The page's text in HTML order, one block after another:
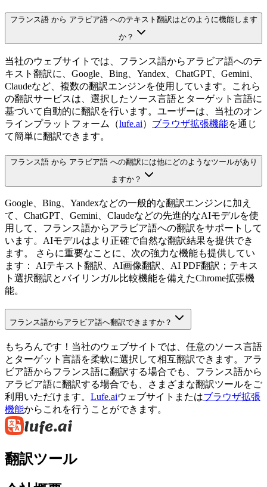
フランス語 から アラビア語 へのテキスト翻訳はどのように機能します
か？
当社のウェブサイトでは、フランス語からアラビア語へのテ
キスト翻訳に、Google、Bing、Yandex、ChatGPT、Gemini、
Claudeなど、複数の翻訳エンジンを使用しています。これら
の翻訳サービスは、選択したソース言語とターゲット言語に
基づいて自動的に翻訳を行います。ユーザーは、当社のオン
ラインプラットフォーム（lufe.ai） ブラウザ拡張機能を通じ
て簡単に翻訳できます。
フランス語 から アラビア語 への翻訳には他にどのようなツールがあり
ますか？
Google、Bing、Yandexなどの一般的な翻訳エンジンに加え
て、ChatGPT、Gemini、Claudeなどの先進的なAIモデルを使
用して、フランス語からアラビア語への翻訳をサポートして
います。AIモデルはより正確で自然な翻訳結果を提供でき
ます。 さらに重要なことに、次の強力な機能も提供してい
ます： AIテキスト翻訳、AI画像翻訳、AI PDF翻訳；テキス
ト選択翻訳とバイリンガル比較機能を備えたChrome拡張機
能。
フランス語からアラビア語へ翻訳できますか？
もちろんです！当社のウェブサイトでは、任意のソース言語
とターゲット言語を柔軟に選択して相互翻訳できます。アラ
ビア語からフランス語に翻訳する場合でも、フランス語から
アラビア語に翻訳する場合でも、さまざまな翻訳ツールをご
利用いただけます。 Lufe.aiウェブサイトまたはブラウザ拡張
機能からこれを行うことができます。
翻訳ツール